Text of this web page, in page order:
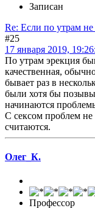
Записан
Re: Если по утрам не
#25
17 января 2019,
По утрам эрекция
качественная,
бывает раз в
были хотя бы позывы
начинаются
С сексом проблем не
считаются.
Олег_К.
Профессор